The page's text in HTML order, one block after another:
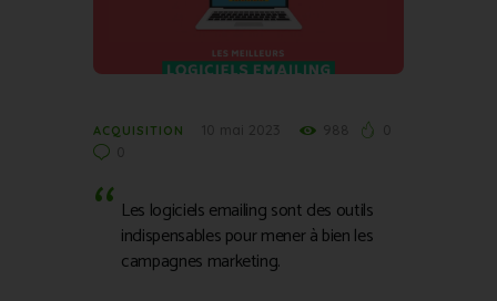
ACQUISITION
Les logiciels emailing sont des outils
indispensables pour mener à bien les
campagnes marketing.